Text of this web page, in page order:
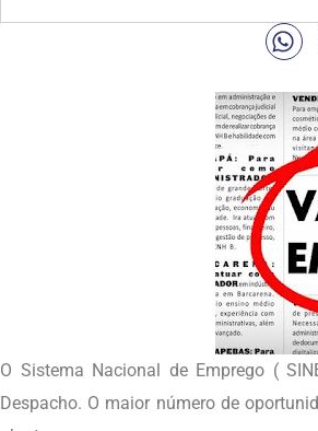
O Sistema Nacional de Emprego (
Despacho. O maior número de